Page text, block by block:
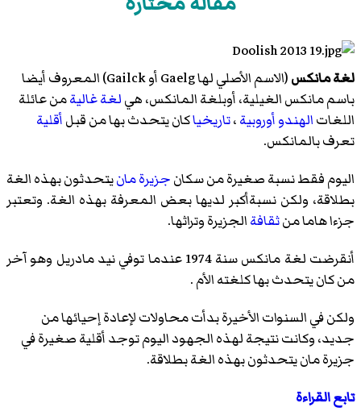
لغة مانكس
(الاسم الأصلي لها Gaelg أو Gailck) المعروف أيضا
باسم مانكس الغيلية، أوبلغة المانكس، هيلغة غاليةمن عائلة
اللغاتالهندو أوروبية،تاريخياكان يتحدث بها من قبلأقلية
تعرف بالمانكس.
اليوم فقط نسبة صغيرة من سكانجزيرة مانيتحدثون بهذه الغة
بطلاقة، ولكن نسبةأكبر لديها بعض المعرفة بهذه الغة. وتعتبر
جزءا هاما منثقافةالجزيرة وتراثها.
أنقرضت لغة مانكس سنة 1974 عندما توفي نيد مادريل وهو آخر
من كان يتحدث بها كلغته الأم .
ولكن في السنوات الأخيرة بدأت محاولات لإعادة إحيائها من
جديد، وكانت نتيجة لهذه الجهود اليوم توجد أقلية صغيرة في
جزيرة مان يتحدثون بهذه الغة بطلاقة.
تابع القراءة